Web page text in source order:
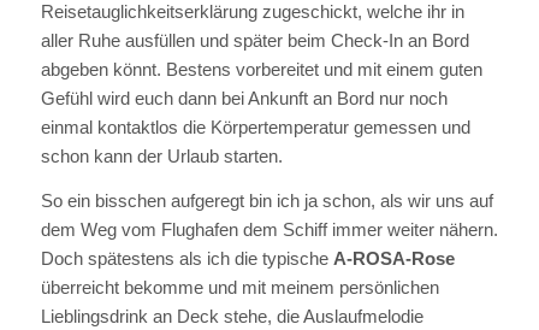
Reisetauglichkeitserklärung zugeschickt, welche ihr in
aller Ruhe ausfüllen und später beim Check-In an Bord
abgeben könnt. Bestens vorbereitet und mit einem guten
Gefühl wird euch dann bei Ankunft an Bord nur noch
einmal kontaktlos die Körpertemperatur gemessen und
schon kann der Urlaub starten.
So ein bisschen aufgeregt bin ich ja schon, als wir uns auf
dem Weg vom Flughafen dem Schiff immer weiter nähern.
Doch spätestens als ich die typische A-ROSA-Rose
überreicht bekomme und mit meinem persönlichen
Lieblingsdrink an Deck stehe, die Auslaufmelodie